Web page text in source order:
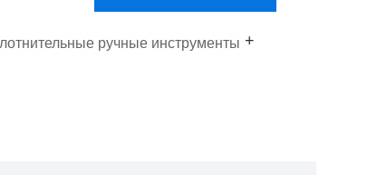
ручные инструменты